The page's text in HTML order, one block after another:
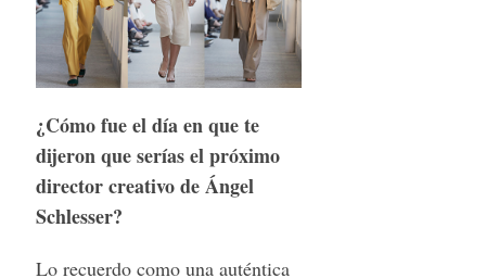
¿Cómo fue el día en que te
dijeron que serías el próximo
director creativo de Ángel
Schlesser?
Lo recuerdo como una auténtica